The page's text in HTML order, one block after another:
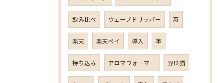
飲み比べ ウェーブドリッパー 燕
楽天 楽天ペイ 導入 革
持ち込み アロマウォーマー 野良猫